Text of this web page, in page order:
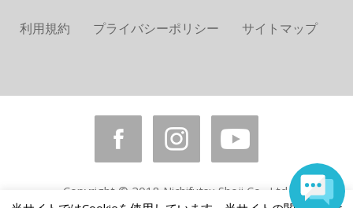
利用規約 プライバシーポリシー サイトマップ
Copyright © 2018 Nichifutsu Shoji Co., Ltd.